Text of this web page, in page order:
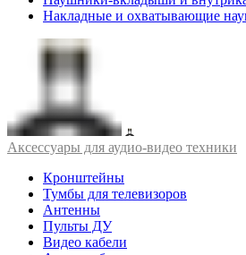
Накладные и охватывающие
Аксессуары для аудио-видео техники
Кронштейны
Тумбы для телевизоров
Антенны
Пульты ДУ
Видео кабели